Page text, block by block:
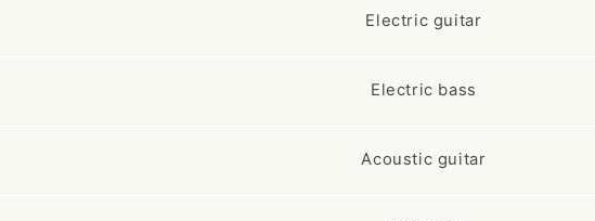
Electric guitar
Electric bass
Acoustic guitar